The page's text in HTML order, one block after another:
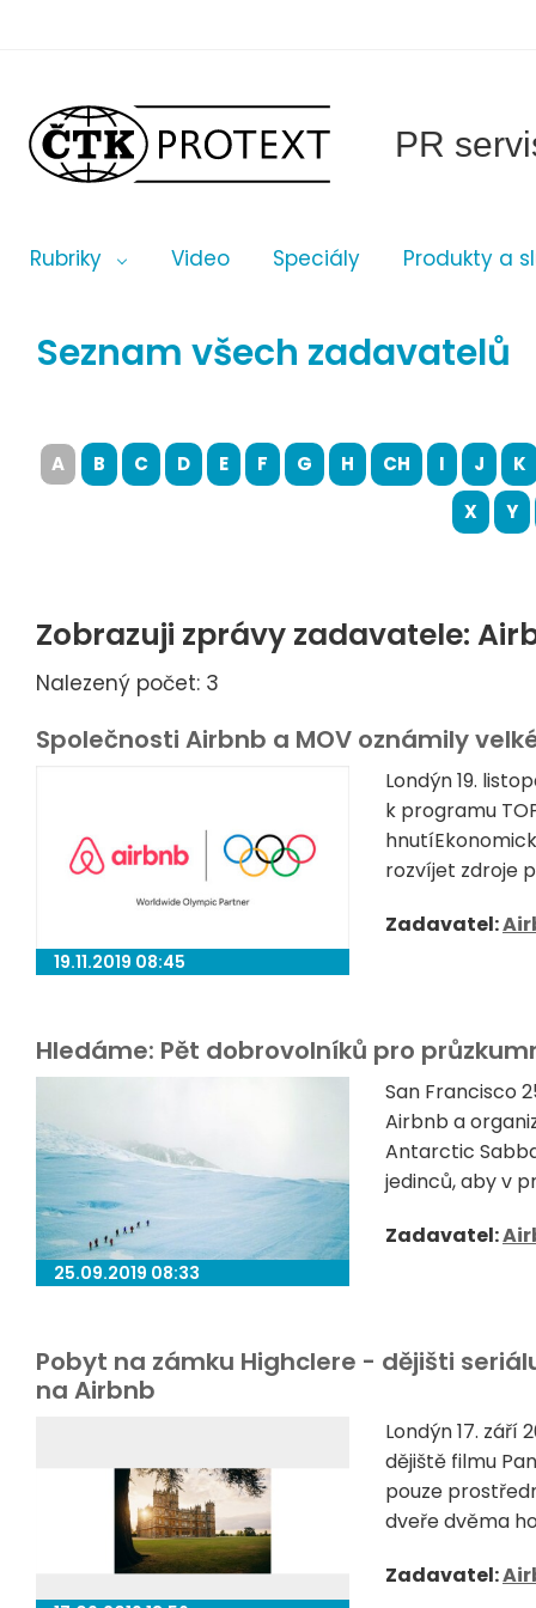
PR
Rubriky Video Speciály Produkty a
Seznam všech zadavatelů
A B C D E F G H CH I J K
X
Y
Zobrazuji zprávy zadavatele:
Nalezený počet: 3
Společnosti Airbnb a MOV oznámily
19.11.2019 08:45
Londýn 19.
k programu
rozvíjet zdroje
Zadavatel:
Hledáme: Pět dobrovolníků pro
25.09.2019 08:33
San Francisco
Airbnb a
Antarctic
jedinců, aby v
Zadavatel:
Pobyt na zámku Highclere - dějišti
na Airbnb
Londýn 17. září
dějiště filmu
pouze
dveře dvěma
Zadavatel: